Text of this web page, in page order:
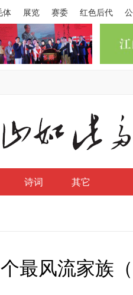
体 展览 赛委 红色后代
诗词 其它
最风流家族